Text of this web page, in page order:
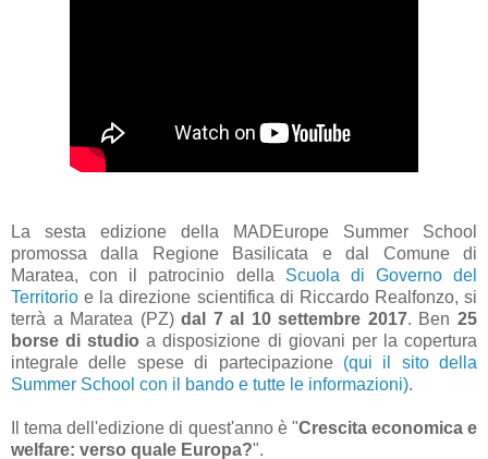
La sesta edizione della MADEurope Summer School
promossa dalla Regione Basilicata e dal Comune di
Maratea, con il patrocinio della Scuola di Governo del
Territorio e la direzione scientifica di Riccardo Realfonzo, si
terrà a Maratea (PZ)dal 7 al 10 settembre 2017. Ben25
borse di studio a disposizione di giovani per la copertura
integrale delle spese di partecipazione (qui il sito della
Summer School con il bando e tutte le informazioni).
Il tema dell'edizione di quest'anno è "Crescita economica e
welfare: verso quale Europa?".